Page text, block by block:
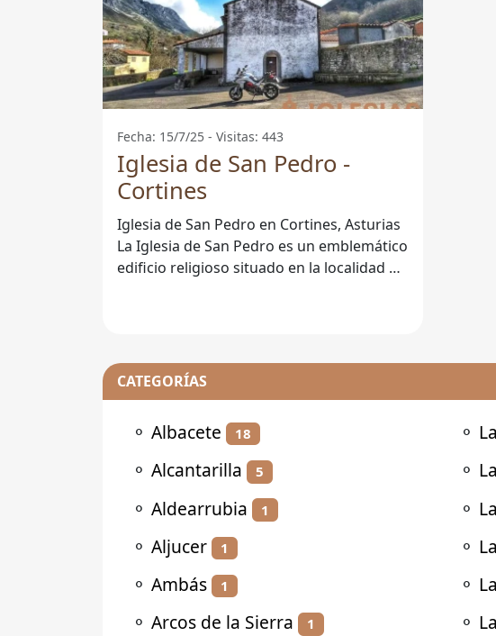
Fecha: 15/7/25 - Visitas: 443
Iglesia de San Pedro -
Cortines
Iglesia de San Pedro en Cortines, Asturias
La Iglesia de San Pedro es un emblemático
edificio religioso situado en la localidad de
CATEGORÍAS
⚬ Albacete 18
⚬ Alcantarilla 5
⚬ Aldearrubia 1
⚬ Aljucer 1
⚬ Ambás 1
⚬ Arcos de la Sierra 1
⚬
⚬
⚬
⚬
⚬
⚬